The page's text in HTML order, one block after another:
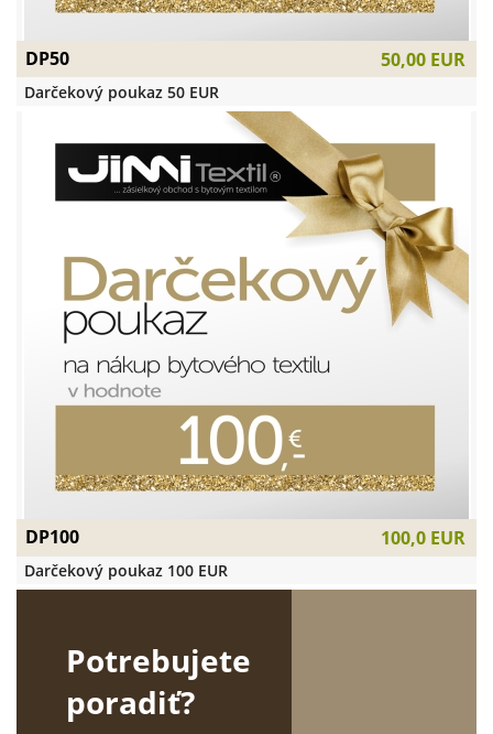
DP50 50,00 EUR
Darčekový poukaz 50 EUR
DP100 100,0 EUR
Darčekový poukaz 100 EUR
Potrebujete
poradiť?